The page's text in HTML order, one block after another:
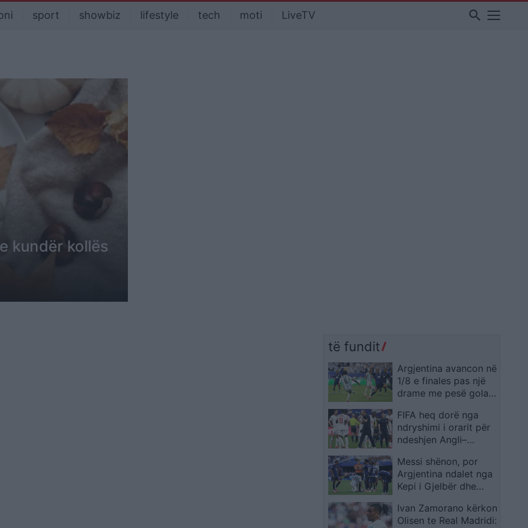
sport showbiz lifestyle tech moti LiveTV search
kundër kollës
të fundit
Argjentina avancon në
1/8 e finales pas një
drame me pesë gola,
rrëzon Kepin e Gjelbër
FIFA heq dorë nga
ndryshimi i orarit për
ndeshjen Angli–
Messi shënon, por
Argjentina ndalet nga
Kepi i Gjelbër dhe
Ivan Zamorano kërkon
Olisen te Real Madridi: